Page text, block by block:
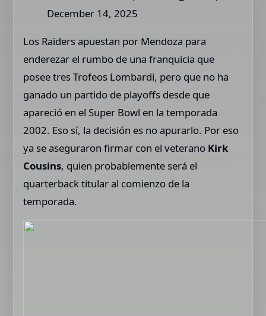
December 14, 2025
Los Raiders apuestan por Mendoza para
enderezar el rumbo de una franquicia que
posee tres Trofeos Lombardi, pero que no ha
ganado un partido de playoffs desde que
apareció en el Super Bowl en la temporada
2002. Eso sí, la decisión es no apurarlo. Por eso
ya se aseguraron firmar con el veterano Kirk
Cousins, quien probablemente será el
quarterback titular al comienzo de la
temporada.